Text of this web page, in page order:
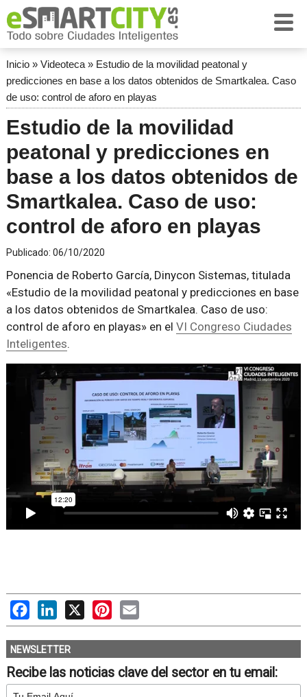
Inicio» Videoteca» Estudio de la movilidad peatonal y
predicciones en base a los datos obtenidos de Smartkalea. Caso
de uso: control de aforo en playas
Estudio de la movilidad
peatonal y predicciones en
base a los datos obtenidos de
Smartkalea. Caso de uso:
control de aforo en playas
Publicado: 06/10/2020
Ponencia de Roberto García, Dinycon Sistemas, titulada
«Estudio de la movilidad peatonal y predicciones en base
a los datos obtenidos de Smartkalea. Caso de uso:
control de aforo en playas» en el VI Congreso Ciudades
Inteligentes.
FacebookLinkedIn
X PinterestEmail
NEWSLETTER
Recibe las noticias clave del sector en tu email: